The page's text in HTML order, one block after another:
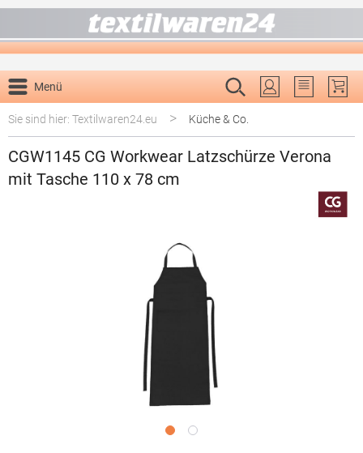
Menü
Du hast 0
Sie sind hier: Textilwaren24.eu
> Küche & Co.
CGW1145 CG Workwear Latzschürze Verona
mit Tasche 110 x 78 cm